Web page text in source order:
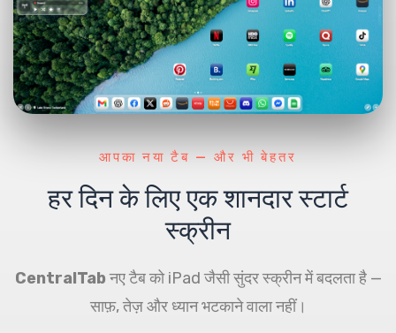
आपका नया टैब — और भी बेहतर
हर दिन के लिए एक शानदार स्टार्ट
स्क्रीन
CentralTab नए टैब को iPad जैसी सुंदर स्क्रीन में बदलता है —
साफ़, तेज़ और ध्यान भटकाने वाला नहीं।